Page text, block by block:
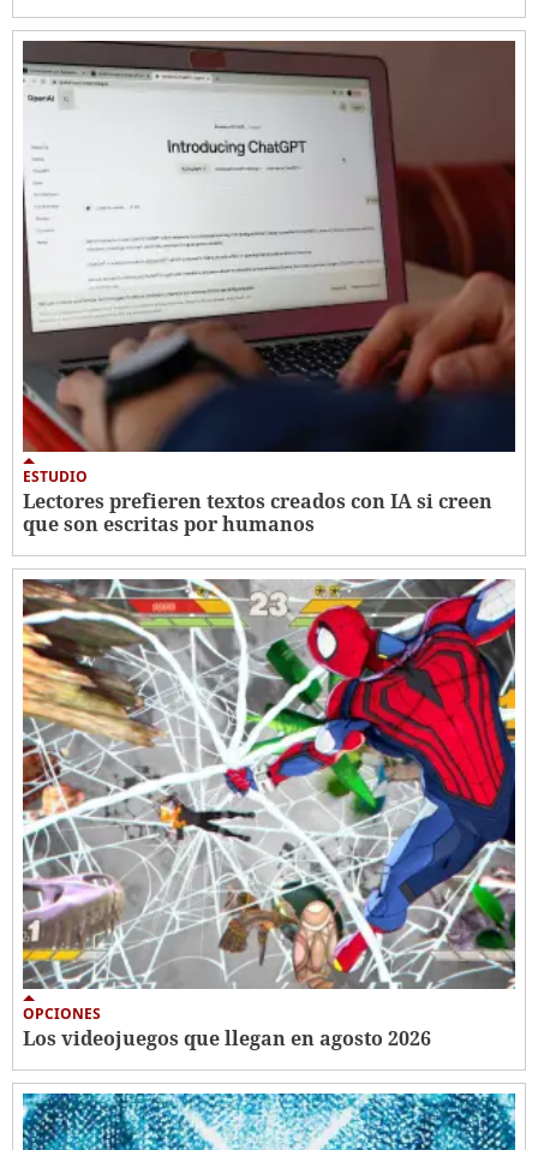
ESTUDIO
Lectores prefieren textos creados con IA si creen
que son escritas por humanos
OPCIONES
Los videojuegos que llegan en agosto 2026